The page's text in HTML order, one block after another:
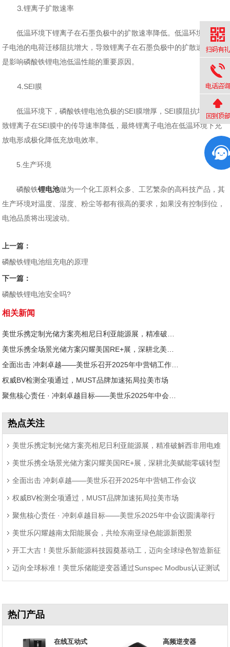
⒊锂离子扩散速率
低温环境下锂离子在石墨负极中的扩散速率降低。低温环境下锂离
子电池的电荷迁移阻抗增大，导致锂离子在石墨负极中的扩散速率降低
是影响磷酸铁锂电池低温性能的重要原因。
⒋SEI膜
低温环境下，磷酸铁锂电池负极的SEI膜增厚，SEI膜阻抗增大导
致锂离子在SEI膜中的传导速率降低，最终锂离子电池在低温环境下充
放电形成极化降低充放电效率。
5.生产环境
磷酸铁锂电池做为一个化工原料众多、工艺繁杂的高科技产品，其
生产环境对温度、湿度、粉尘等都有很高的要求，如果没有控制到位，
电池品质将出现波动。
上一篇：
磷酸铁锂电池组充电的原理
下一篇：
磷酸铁锂电池安全吗?
相关新闻
美世乐携定制光储方案亮相尼日利亚能源展，精准破解西非用电难题
美世乐携全场景光储方案闪耀美国RE+展，深耕北美赋能零碳转型
全面出击 冲刺卓越——美世乐召开2025年中营销工作会议
权威BV检测全项通过，MUST品牌加速拓局拉美市场
聚焦核心责任 · 冲刺卓越目标——美世乐2025年中会议圆满举行
热点关注
美世乐携定制光储方案亮相尼日利亚能源展，精准破解西非用电难
题 美世乐携全场景光储方案闪耀美国RE+展，深耕北美赋能零碳转型
全面出击 冲刺卓越——美世乐召开2025年中营销工作会议
权威BV检测全项通过，MUST品牌加速拓局拉美市场
聚焦核心责任 · 冲刺卓越目标——美世乐2025年中会议圆满举行
美世乐闪耀越南太阳能展会，共绘东南亚绿色能源新图景
开工大吉！美世乐新能源科技园奠基动工，迈向全球绿色智造新征
程 迈向全球标准！美世乐储能逆变器通过Sunspec Modbus认证测试
热门产品
在线互动式 高频逆变器